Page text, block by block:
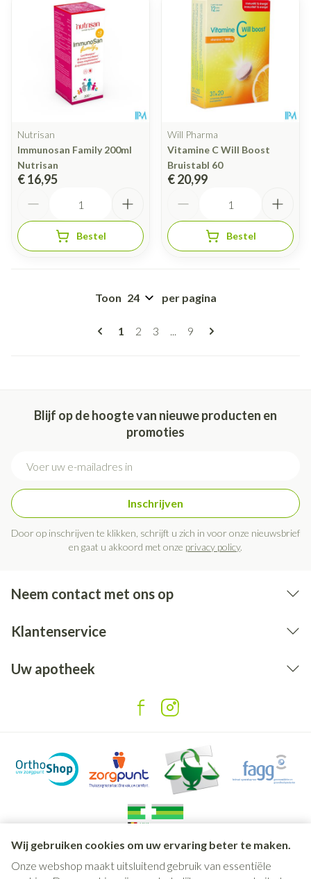
Wij gebruiken cookies om uw ervaring beter te maken.
Onze webshop maakt uitsluitend gebruik van essentiële
Nutrisan
Immunosan Family 200ml
Nutrisan
€ 16,95
Bestel
Will Pharma
Vitamine C Will Boost
Bruistabl 60
€ 20,99
Bestel
Pagina's
U lees momenteel pagina
1 Pagina
2 Pagina
3 ... Pagina
9
Toon per pagina
Blijf op de hoogte van nieuwe producten en
promoties
Inschrijven
Door op inschrijven te klikken, schrijft u zich in voor onze nieuwsbrief
en gaat u akkoord met onze privacy policy.
Neem contact met ons op
Klantenservice
Uw apotheek
Juridische links